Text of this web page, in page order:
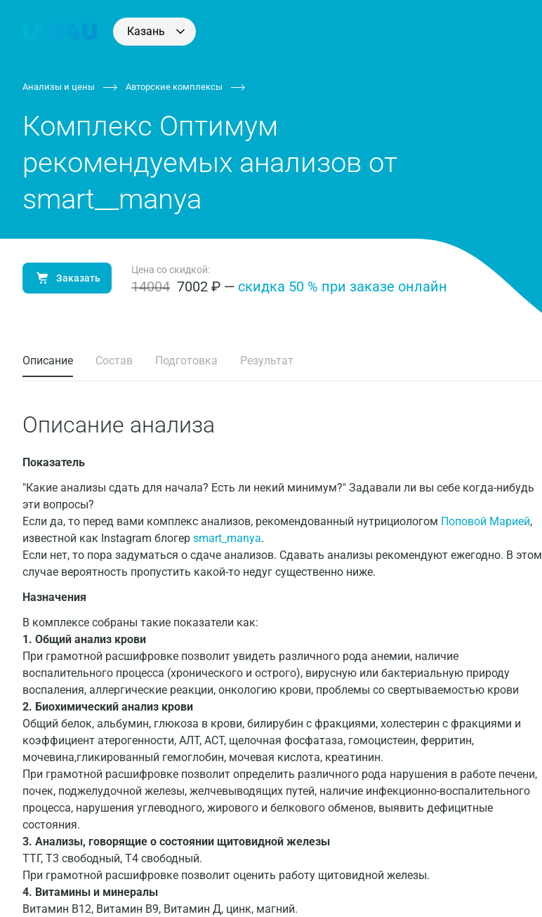
Казань
Анализы и цены Авторские комплексы
Комплекс Оптимум
рекомендуемых анализов от
smart__manya
Заказать
Цена со скидкой:
14004 7002 ₽ — cкидка 50 % при заказе онлайн
Описание Состав Подготовка Результат
Описание анализа
Показатель
"Какие анализы сдать для начала? Есть ли некий минимум?" Задавали ли вы себе когда-нибудь
эти вопросы?
Если да, то перед вами комплекс анализов, рекомендованный нутрициологом Поповой Марией,
известной как Instagram блогер smart_manya.
Если нет, то пора задуматься о сдаче анализов. Сдавать анализы рекомендуют ежегодно. В этом
случае вероятность пропустить какой-то недуг существенно ниже.
Назначения
В комплексе собраны такие показатели как:
1. Общий анализ крови
При грамотной расшифровке позволит увидеть различного рода анемии, наличие
воспалительного процесса (хронического и острого), вирусную или бактериальную природу
воспаления, аллергические реакции, онкологию крови, проблемы со свертываемостью крови
2. Биохимический анализ крови
Общий белок, альбумин, глюкоза в крови, билирубин с фракциями, холестерин с фракциями и
коэффициент атерогенности, АЛТ, АСТ, щелочная фосфатаза, гомоцистеин, ферритин,
мочевина,гликированный гемоглобин, мочевая кислота, креатинин.
При грамотной расшифровке позволит определить различного рода нарушения в работе печени,
почек, поджелудочной железы, желчевыводящих путей, наличие инфекционно-воспалительного
процесса, нарушения углеводного, жирового и белкового обменов, выявить дефицитные
состояния.
3. Анализы, говорящие о состоянии щитовидной железы
ТТГ, Т3 свободный, Т4 свободный.
При грамотной расшифровке позволит оценить работу щитовидной железы.
4. Витамины и минералы
Витамин В12, Витамин В9, Витамин Д, цинк, магний.